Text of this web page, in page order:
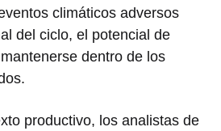
climáticos adversos
del ciclo, el potencial de
dentro de los
productivo, los analistas de